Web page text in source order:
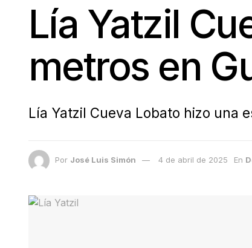
Lía Yatzil
metros en
Lía Yatzil Cueva Lobato hizo una
Por José Luis Simón 4 de abril de 2025 En